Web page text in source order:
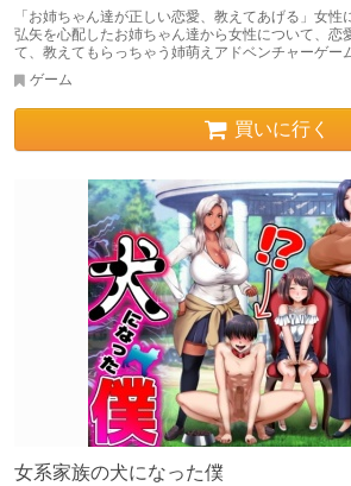
「お姉ちゃん達が正しい恋愛、教えてあげる」女性
弘矢を心配したお姉ちゃん達から女性について、恋
て、教えてもらっちゃう姉萌えアドベンチャーゲー
ゲーム
買いに行く
女系家族の犬になった僕